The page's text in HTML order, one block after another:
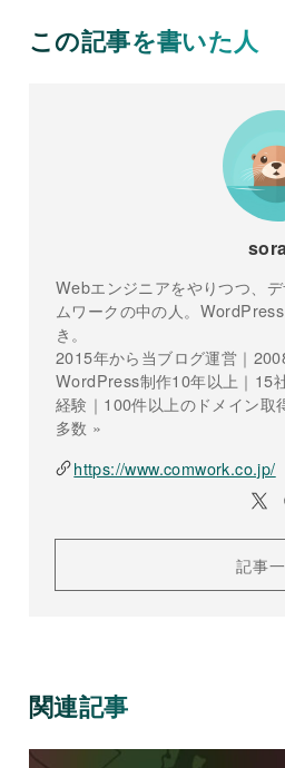
この記事を書いた人
Webエンジニアをやりつつ、
ムワークの中の人。
き。
2015年から当ブログ運営｜
WordPress制作10年以上｜15
経験｜100件以上のドメイン取
多数 »
https://www.comwork.co.jp/
記事
関連記事